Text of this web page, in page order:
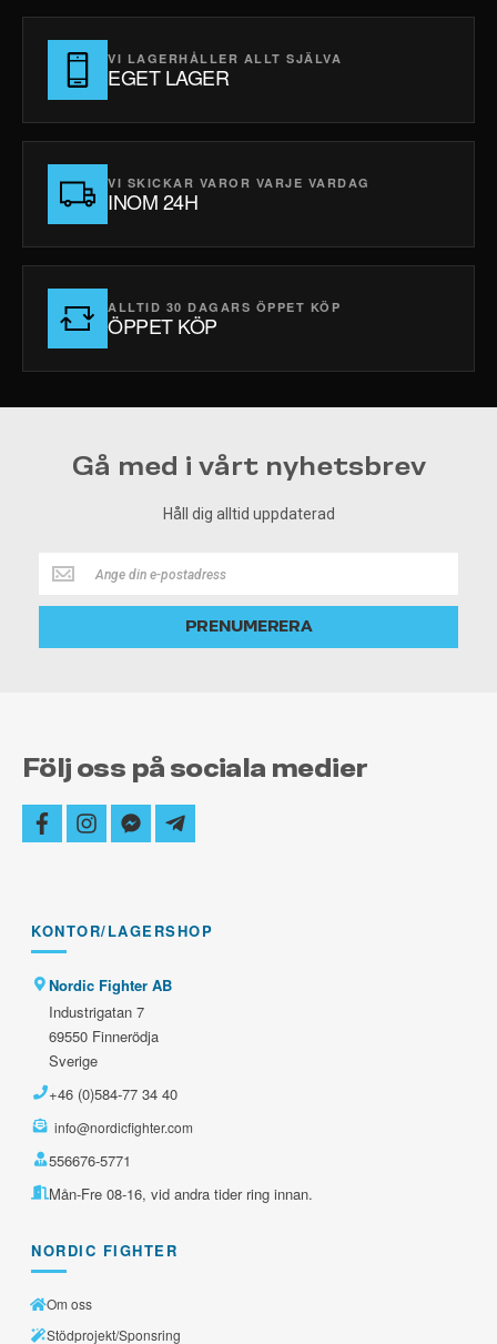
VI LAGERHÅLLER ALLT SJÄLVA
EGET LAGER
VI SKICKAR VAROR VARJE VARDAG
INOM 24H
ALLTID 30 DAGARS ÖPPET KÖP
ÖPPET KÖP
Gå med i vårt nyhetsbrev
Håll dig alltid uppdaterad
Håll
dig
alltid
PRENUMERERA
Följ oss på sociala medier
facebookinstagram
facebook-
messenger
telegram-
plane
KONTOR/LAGERSHOP
Nordic Fighter AB
Industrigatan 7
69550 Finnerödja
Sverige
+46 (0)584-77 34 40
info@nordicfighter.com
556676-5771
Mån-Fre 08-16, vid andra tider ring innan.
NORDIC FIGHTER
Om oss
Stödprojekt/Sponsring